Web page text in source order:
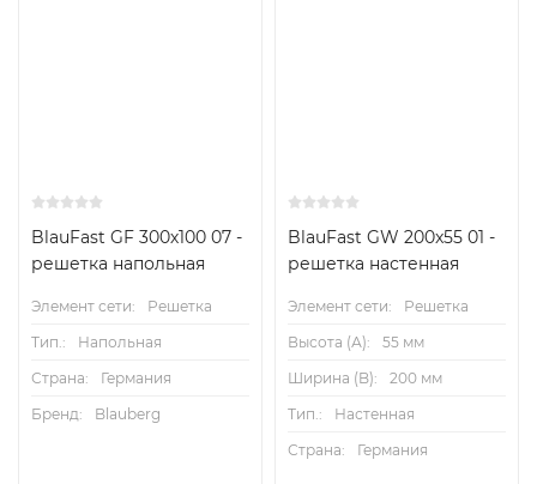
BlauFast GF 300х100 07 -
решетка напольная
Элемент сети:
Решетка
Тип.:
Напольная
Страна:
Германия
Бренд:
Blauberg
BlauFast GW 200x55 01 -
решетка настенная
Элемент сети:
Решетка
Высота (А):
55 мм
Ширина (B):
200 мм
Тип.:
Настенная
Страна:
Германия